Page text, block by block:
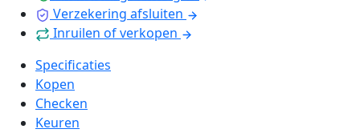
Verzekering afsluiten
Inruilen of verkopen
Specificaties
Kopen
Checken
Keuren